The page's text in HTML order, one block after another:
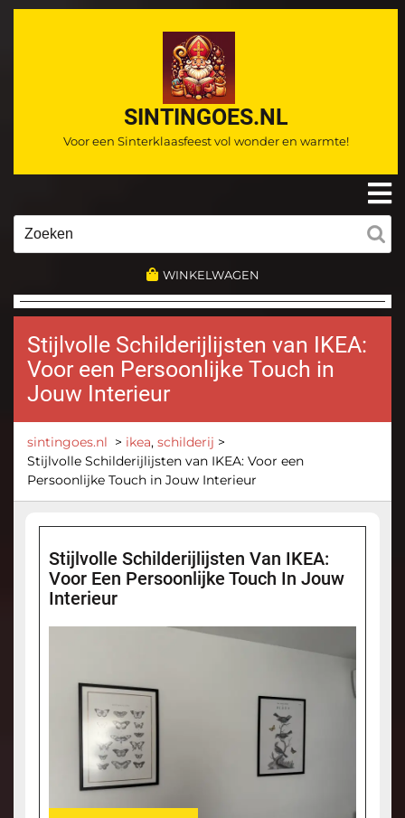
Ga
SINTINGOES.NL
Voor een Sinterklaasfeest vol wonder en warmte!
WINKELWAGEN
Stijlvolle Schilderijlijsten van IKEA:
Voor een Persoonlijke Touch in
Jouw Interieur
sintingoes.nl > ikea, schilderij >
Stijlvolle Schilderijlijsten van IKEA: Voor een
Persoonlijke Touch in Jouw Interieur
Stijlvolle Schilderijlijsten Van IKEA:
Voor Een Persoonlijke Touch In Jouw
Interieur